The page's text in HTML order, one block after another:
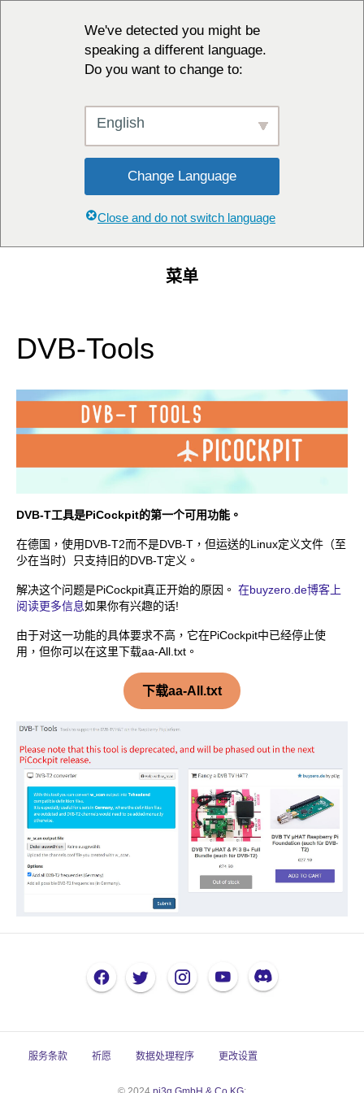
We've detected you might be
speaking a different language.
Do you want to change to:
English
Change Language
Close and do not switch language
菜单
DVB-Tools
DVB-T工具是PiCockpit的第一个可用功能。
在德国，使用DVB-T2而不是DVB-T，但运送的Linux定义文件（至
少在当时）只支持旧的DVB-T定义。
解决这个问题是PiCockpit真正开始的原因。 在buyzero.de博客上
阅读更多信息如果你有兴趣的话!
由于对这一功能的具体要求不高，它在PiCockpit中已经停止使
用，但你可以在这里下载aa-All.txt。
下载aa-All.txt
服务条款 祈愿 数据处理程序 更改设置